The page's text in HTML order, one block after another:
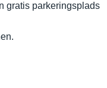
gratis parkeringsplads